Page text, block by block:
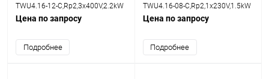
TWU4.16-12-C,Rp2,3x400V,2.2kW
Цена по запросу
Подробнее
TWU4.16-08-C,Rp2,1x230V,1.5kW
Цена по запросу
Подробнее